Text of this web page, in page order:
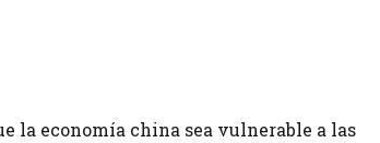
la economía china sea vulnerable a las